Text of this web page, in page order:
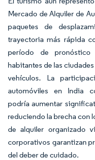
Mercado de Alquiler de
paquetes de
trayectoria más rápida
período de pronóstico
habitantes de las
vehículos. La
automóviles en India
podría aumentar
reduciendo la brecha con
de alquiler organizado
corporativos garantizan
del deber de cuidado.